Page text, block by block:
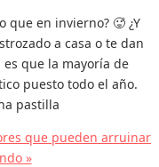
que en invierno? 🥵 ¿Y
a casa o te dan
que la mayoría de
puesto todo el año.
pastilla
que pueden arruinar
»